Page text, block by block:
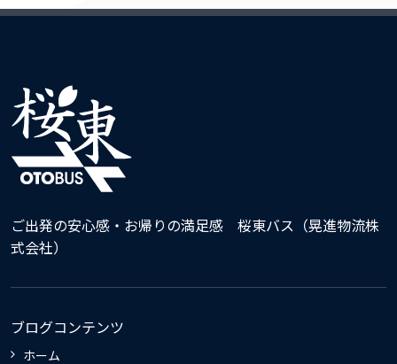
ご出発の安心感・お帰りの満足感 桜東バス（晃進物流株
式会社）
ブログコンテンツ
ホーム